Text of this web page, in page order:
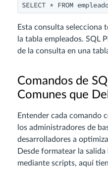
SELECT * FROM
Esta consulta selecciona
la tabla empleados. SQL
de la consulta en una
Comandos de
Comunes que
Entender cada comando
los administradores de
desarrolladores a
Desde formatear la
mediante scripts, aquí